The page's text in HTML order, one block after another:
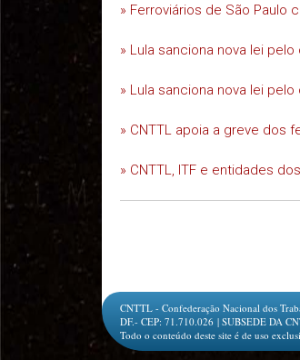
» Ferroviários de São Paulo
» Lula sanciona nova lei
» Lula sanciona nova lei
» CNTTL apoia a greve dos
» CNTTL, ITF e entidades
CNTTL - Confederação Nacional dos
DF.- CEP: 71.710.026 | SUBSEDE DA
Todo o conteúdo deste site é de uso